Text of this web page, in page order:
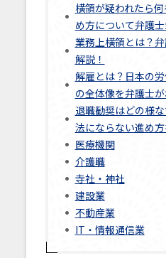
横領が疑われたら
め方について弁護
業務上横領とは？
解説！
解雇とは？日本の
の全体像を弁護士
退職勧奨はどの様
法にならない進め
医療機関
介護職
寺社・神社
建設業
不動産業
IT・情報通信業